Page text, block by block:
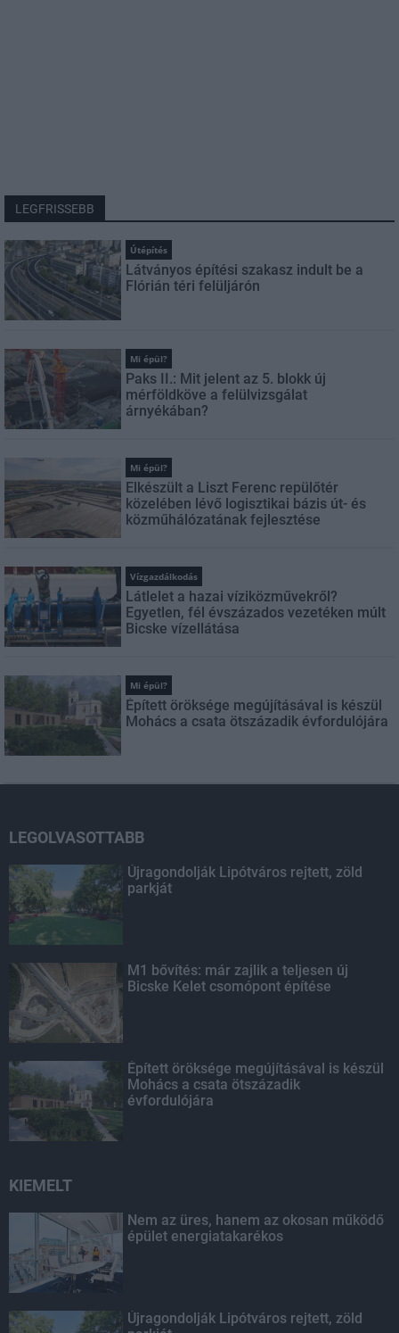
LEGFRISSEBB
Útépítés
Látványos építési szakasz indult be a
Flórián téri felüljárón
Mi épül?
Paks II.: Mit jelent az 5. blokk új
mérföldköve a felülvizsgálat
árnyékában?
Mi épül?
Elkészült a Liszt Ferenc repülőtér
közelében lévő logisztikai bázis út- és
közműhálózatának fejlesztése
Vízgazdálkodás
Látlelet a hazai víziközművekről?
Egyetlen, fél évszázados vezetéken múlt
Bicske vízellátása
Mi épül?
Épített öröksége megújításával is készül
Mohács a csata ötszázadik évfordulójára
LEGOLVASOTTABB
Újragondolják Lipótváros rejtett, zöld
parkját
M1 bővítés: már zajlik a teljesen új
Bicske Kelet csomópont építése
Épített öröksége megújításával is készül
Mohács a csata ötszázadik
évfordulójára
KIEMELT
Nem az üres, hanem az okosan működő
épület energiatakarékos
Újragondolják Lipótváros rejtett, zöld